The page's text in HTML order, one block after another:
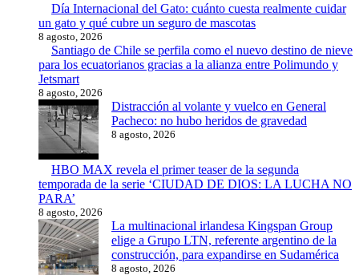
Día Internacional del Gato: cuánto cuesta realmente cuidar
un gato y qué cubre un seguro de mascotas
8 agosto, 2026
Santiago de Chile se perfila como el nuevo destino de nieve
para los ecuatorianos gracias a la alianza entre Polimundo y
Jetsmart
8 agosto, 2026
Distracción al volante y vuelco en General
Pacheco: no hubo heridos de gravedad
8 agosto, 2026
HBO MAX revela el primer teaser de la segunda
temporada de la serie ‘CIUDAD DE DIOS: LA LUCHA NO
PARA’
8 agosto, 2026
La multinacional irlandesa Kingspan Group
elige a Grupo LTN, referente argentino de la
construcción, para expandirse en Sudamérica
8 agosto, 2026